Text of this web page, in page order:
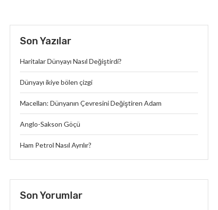
Son Yazılar
Haritalar Dünyayı Nasıl Değiştirdi?
Dünyayı ikiye bölen çizgi
Macellan: Dünyanın Çevresini Değiştiren Adam
Anglo-Sakson Göçü
Ham Petrol Nasıl Ayrılır?
Son Yorumlar